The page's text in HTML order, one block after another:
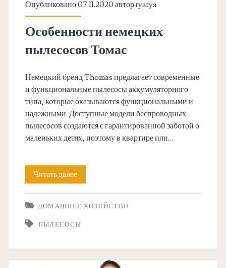
с
о
р
о
ч
к
у
у
ч
Опубликовано 07.11.2020 авторtyatya
Особенности немецких
пылесосов Томас
Немецкий бренд Thomas предлагает современные
и функциональные пылесосы аккумуляторного
типа, которые оказываются функциональными и
надежными. Доступные модели беспроводных
пылесосов создаются с гарантированной заботой о
маленьких детях, поэтому в квартире или…
Читать далее
с
о
б
ДОМАШНЕЕ ХОЗЯЙСТВО
ПЫЛЕСОСЫ